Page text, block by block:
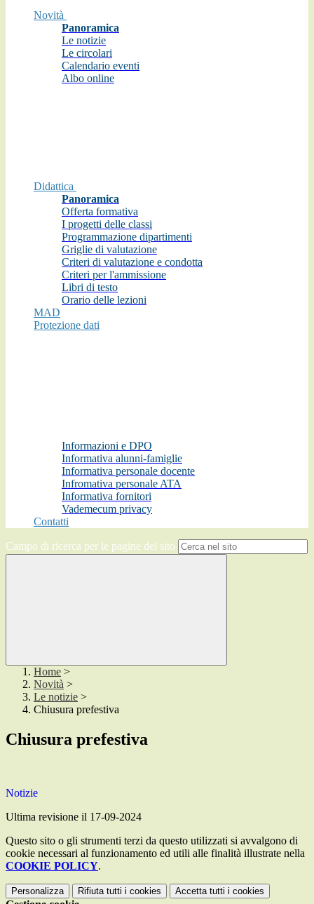
Novità
Panoramica
Le notizie
Le circolari
Calendario eventi
Albo online
Didattica
Panoramica
Offerta formativa
I progetti delle classi
Programmazione dipartimenti
Griglie di valutazione
Criteri di valutazione e condotta
Criteri per l'ammissione
Libri di testo
Orario delle lezioni
MAD
Protezione dati
Informazioni e DPO
Informativa alunni-famiglie
Informativa personale docente
Infromativa personale ATA
Informativa fornitori
Vademecum privacy
Contatti
Campo di ricerca per le pagine del sito
Home >
Novità >
Le notizie >
Chiusura prefestiva
Chiusura prefestiva
Notizie
Ultima revisione il 17-09-2024
Questo sito o gli strumenti terzi da questo utilizzati si avvalgono di
cookie necessari al funzionamento ed utili alle finalità illustrate nella
COOKIE POLICY.
Personalizza Rifiuta tutti i cookies Accetta tutti i cookies